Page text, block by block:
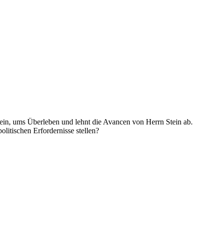
ums Überleben und lehnt die Avancen von Herrn Stein ab.
Erfordernisse stellen?